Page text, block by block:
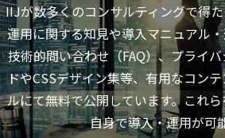
IIJが数多くのコンサルティングで得
運用に関する知見や導入マニュアル
技術的問い合わせ（FAQ）、プライ
ドやCSSデザイン集等、有用なコン
ルにて無料で公開しています。これ
自身で導入・運用が可